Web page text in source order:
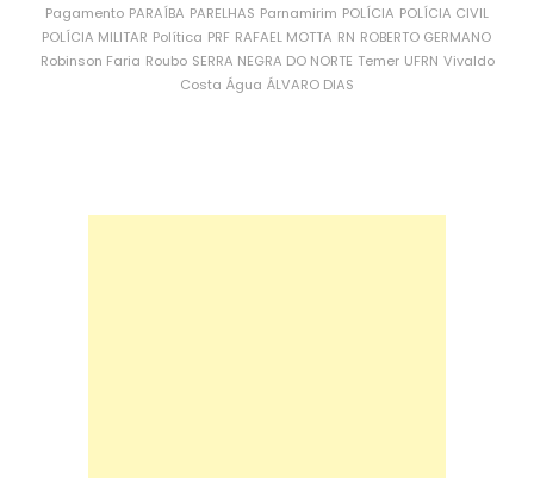
Pagamento PARAÍBA PARELHAS Parnamirim POLÍCIA POLÍCIA CIVIL
POLÍCIA MILITAR Política PRF RAFAEL MOTTA RN ROBERTO GERMANO
Robinson Faria Roubo SERRA NEGRA DO NORTE Temer UFRN Vivaldo
Costa Água ÁLVARO DIAS